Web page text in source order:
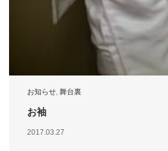
お知らせ 舞台裏
お袖
2017.03.27